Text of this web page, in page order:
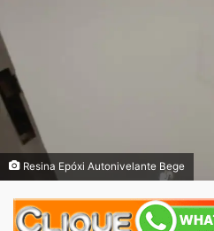
Resina Epóxi Autonivelante Bege